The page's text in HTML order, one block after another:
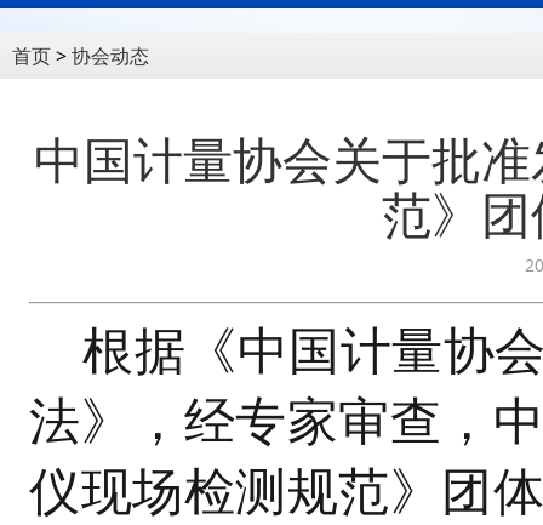
首页>协会动态
中国计量协会关于批
范》
根据《中国计量协
法》，经专家审查，
仪现场检测规范》团